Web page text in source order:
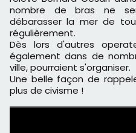
nombre de bras ne
débarasser la mer de
régulièrement.
Dès lors d'autres
également dans de
ville, pourraient s'organiser.
Une belle façon de
plus de civisme !